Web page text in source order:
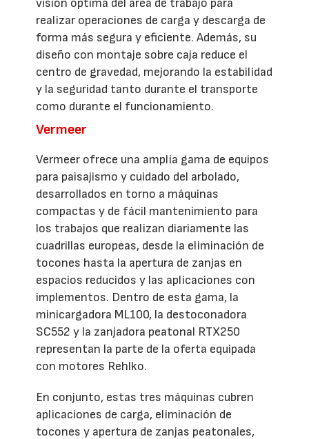
visión óptima del área de trabajo para
realizar operaciones de carga y descarga de
forma más segura y eficiente. Además, su
diseño con montaje sobre caja reduce el
centro de gravedad, mejorando la estabilidad
y la seguridad tanto durante el transporte
como durante el funcionamiento.
Vermeer
Vermeer ofrece una amplia gama de equipos
para paisajismo y cuidado del arbolado,
desarrollados en torno a máquinas
compactas y de fácil mantenimiento para
los trabajos que realizan diariamente las
cuadrillas europeas, desde la eliminación de
tocones hasta la apertura de zanjas en
espacios reducidos y las aplicaciones con
implementos. Dentro de esta gama, la
minicargadora ML100, la destoconadora
SC552 y la zanjadora peatonal RTX250
representan la parte de la oferta equipada
con motores Rehlko.
En conjunto, estas tres máquinas cubren
aplicaciones de carga, eliminación de
tocones y apertura de zanjas peatonales,